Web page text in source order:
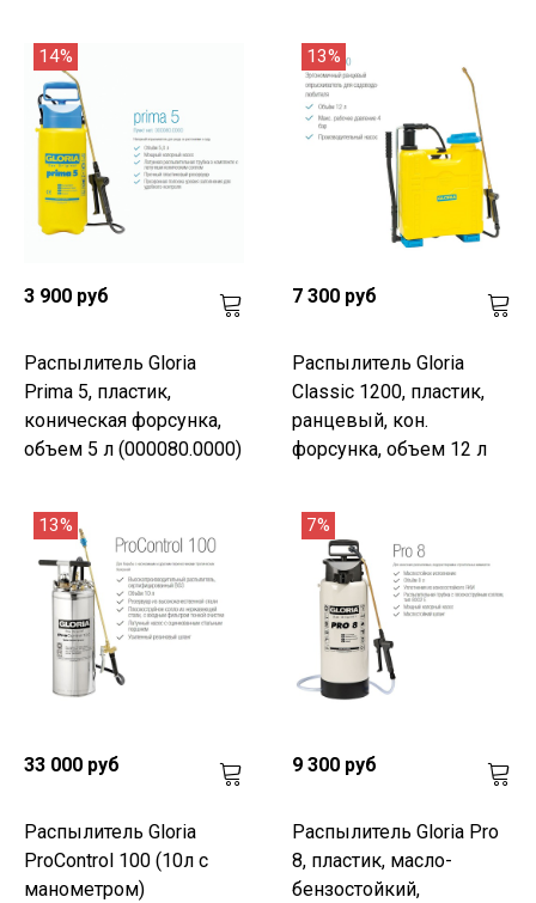
14%
3 900 руб
Распылитель Gloria
Prima 5, пластик,
коническая форсунка,
объем 5 л (000080.0000)
13%
7 300 руб
Распылитель Gloria
Classic 1200, пластик,
ранцевый, кон.
форсунка, объем 12 л
13%
33 000 руб
Распылитель Gloria
ProControl 100 (10л с
манометром)
7%
9 300 руб
Распылитель Gloria Pro
8, пластик, масло-
бензостойкий,